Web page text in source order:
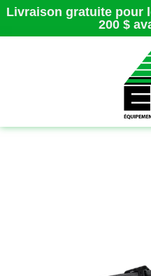
Livraison gratuite pour
200 $